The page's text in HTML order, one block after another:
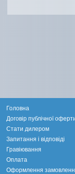
Головна
Договір публічної
Стати дилером
Запитання і відповіді
Гравіювання
Оплата
Оформлення